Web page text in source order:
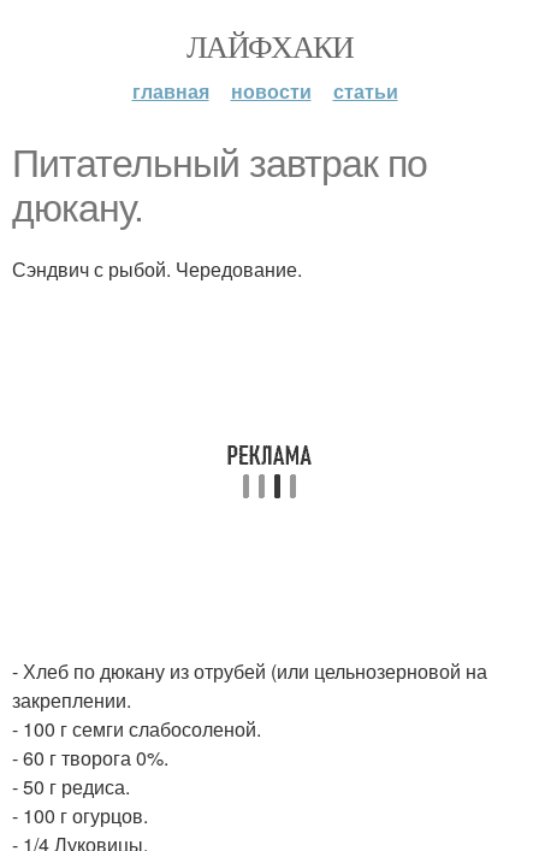
ЛАЙФХАКИ
главная новости статьи
Питательный завтрак по
дюкану.
Сэндвич с рыбой. Чередование.
- Хлеб по дюкану из отрубей (или цельнозерновой на
закреплении.
- 100 г семги слабосоленой.
- 60 г творога 0%.
- 50 г редиса.
- 100 г огурцов.
- 1/4 Луковицы.